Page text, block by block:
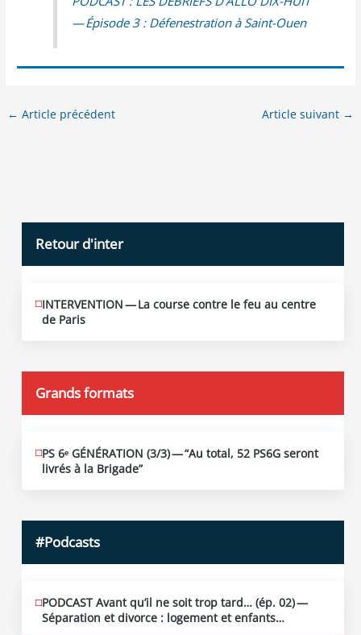
— Épi­sode 3 : Défe­nes­tra­tion à Saint-Ouen
← Article précédent Article suivant →
Retour d'inter
JUIN
12
2026
INTERVENTION — La course contre le feu au centre
de Paris
Grands formats
JUIN
19
2026
PS 6ᵉ GÉNÉRATION (3/​3) — “Au total, 52 PS6G seront
livrés à la Brigade”
#Podcasts
MAI
13
2026
PODCAST Avant qu’il ne soit trop tard… (ép. 02) —
Séparation et divorce : logement et enfants…